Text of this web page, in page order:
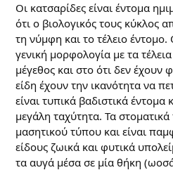
Οι κατσαρίδες είναι έντομα
ότι ο βιολογικός τους κύκλος
τη νύμφη και το τέλειο
γενική μορφολογία με τα
μέγεθος και στο ότι δεν
είδη έχουν την ικανότητα να
είναι τυπικά βαδιστικά έντομα
μεγάλη ταχύτητα. Τα στοματικά
μασητικού τύπου και είναι
είδους ζωικά και φυτικά
τα αυγά μέσα σε μία θήκη